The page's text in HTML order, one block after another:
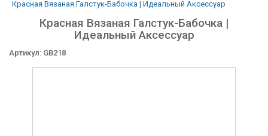
Красная Вязаная Галстук-Бабочка | Идеальный Аксессуар
Красная Вязаная Галстук-Бабочка |
Идеальный Аксессуар
Артикул: GB218